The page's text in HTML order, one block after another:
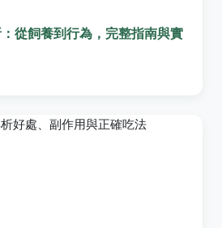
從飼養到行為，完整指南與實